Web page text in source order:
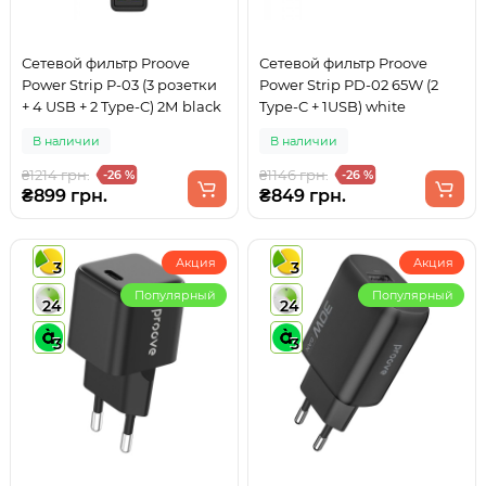
Сетевой фильтр Proove
Power Strip P-03 (3 розетки
+ 4 USB + 2 Type-C) 2М black
В наличии
₴1214 грн. -26 %
₴899 грн.
Сетевой фильтр Proove
Power Strip PD-02 65W (2
Type-C + 1USB) white
В наличии
₴1146 грн. -26 %
₴849 грн.
3
24
3
Акция
Популярный
3
24
3
Акция
Популярный